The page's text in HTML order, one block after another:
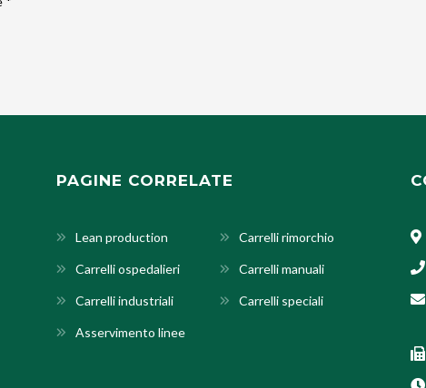
PAGINE CORRELATE
Lean production Carrelli rimorchio
Carrelli ospedalieri Carrelli manuali
Carrelli industriali Carrelli speciali
Asservimento linee